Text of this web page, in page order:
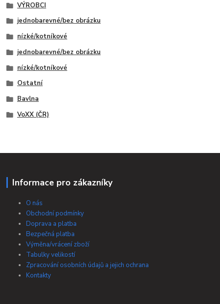
VÝROBCI
jednobarevné/bez obrázku
nízké/kotníkové
jednobarevné/bez obrázku
nízké/kotníkové
Ostatní
Bavlna
VoXX (ČR)
Informace pro zákazníky
O nás
Obchodní podmínky
Doprava a platba
Bezpečná platba
Výměna/vrácení zboží
Tabulky velikostí
Zpracování osobních údajů a jejich ochrana
Kontakty